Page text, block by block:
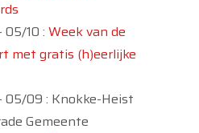
10 :Week van de
met gratis (h)eerlijke
05/09 : Knokke-Heist
Gemeente